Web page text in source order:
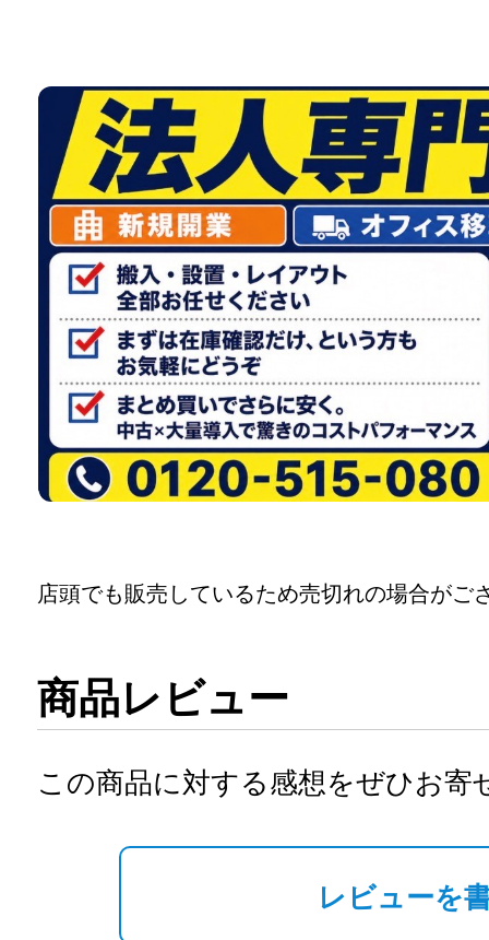
店頭でも販売しているため売切れの場合がご
商品レビュー
この商品に対する感想をぜひお寄
レビューを